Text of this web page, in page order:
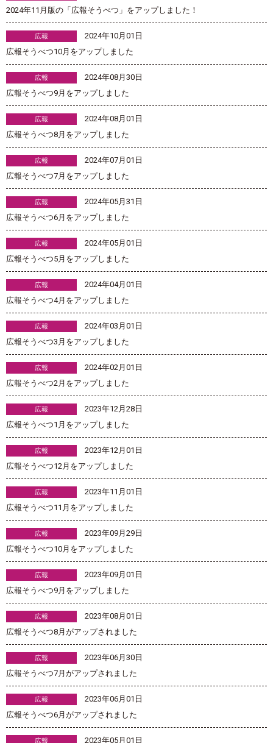
2024年11月版の「広報そうべつ」をアップしました！
広報
2024年10月01日
広報そうべつ10月をアップしました
広報
2024年08月30日
広報そうべつ9月をアップしました
広報
2024年08月01日
広報そうべつ8月をアップしました
広報
2024年07月01日
広報そうべつ7月をアップしました
広報
2024年05月31日
広報そうべつ6月をアップしました
広報
2024年05月01日
広報そうべつ5月をアップしました
広報
2024年04月01日
広報そうべつ4月をアップしました
広報
2024年03月01日
広報そうべつ3月をアップしました
広報
2024年02月01日
広報そうべつ2月をアップしました
広報
2023年12月28日
広報そうべつ1月をアップしました
広報
2023年12月01日
広報そうべつ12月をアップしました
広報
2023年11月01日
広報そうべつ11月をアップしました
広報
2023年09月29日
広報そうべつ10月をアップしました
広報
2023年09月01日
広報そうべつ9月をアップしました
広報
2023年08月01日
広報そうべつ8月がアップされました
広報
2023年06月30日
広報そうべつ7月がアップされました
広報
2023年06月01日
広報そうべつ6月がアップされました
広報 2023年05月01日